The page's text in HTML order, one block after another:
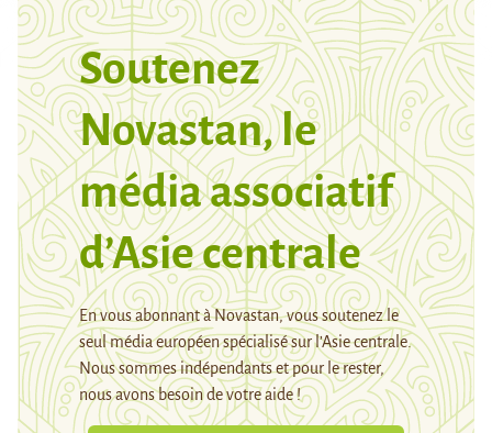
Soutenez
Novastan, le
média associatif
d’Asie centrale
En vous abonnant à Novastan, vous soutenez le
seul média européen spécialisé sur l’Asie centrale.
Nous sommes indépendants et pour le rester,
nous avons besoin de votre aide !